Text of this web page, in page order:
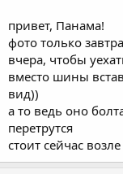
привет, Панама!
фото только
вчера, чтобы
вместо шины
вид))
а то ведь оно
перетрутся
стоит сейчас